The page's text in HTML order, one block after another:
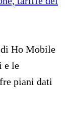
Ho Mobile
e le
piani dati